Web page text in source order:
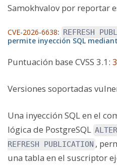
Samokhvalov por reportar
CVE-2026-6638: REFRESH
permite inyección SQL
Puntuación base CVSS 3.1 :
Versiones soportadas
Una inyección SQL en el
lógica de PostgreSQL
REFRESH PUBLICATION ,
una tabla en el suscriptor